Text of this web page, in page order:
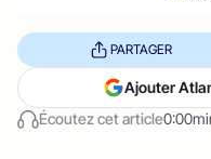
Écoutez cet article
PARTAGER
Ajouter